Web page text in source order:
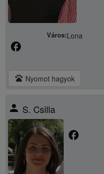
Város:Lona
facebook
pets Nyomot hagyok
person S. Csilla
facebook